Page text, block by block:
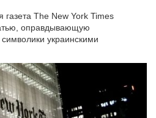
The New York Times
оправдывающую
украинскими